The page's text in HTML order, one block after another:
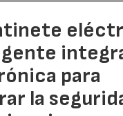
para
la